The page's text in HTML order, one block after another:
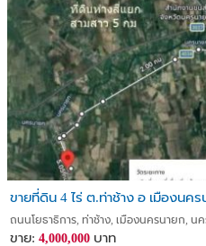
ขายที่ดิน 4 ไร่ ต.ท่าช้าง อ เมืองนค
ถนนโยธาธิการ, ท่าช้าง, เมืองนครนายก, น
ขาย: 4,000,000 บาท